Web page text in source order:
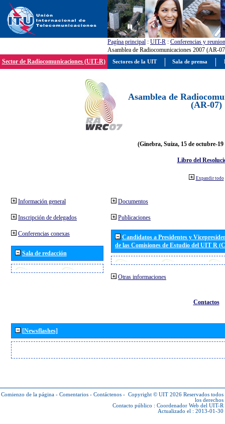
Pagína principal : UIT-R : Conferencias y
Asamblea de Radiocomunicaciones 2007 (AR-
Sector de Radiocomunicaciones (UIT-R)
Asamblea de
(AR-07)
(Ginebra, Suiza, 15 de octubre-19
Libro del
Expandir todo
Información general
Inscripción de delegados
Conferencias conexas
Sala de redacción
Documentos
Publicaciones
Candidatos a Presidentes y
de las Comisiones de Estudio del UIT R
Otras informaciones
Contactos
[Newsflashes]
Comienzo de la página - Comentarios - Contáctenos - Copyright © UIT 2026 Reservados todos
los derechos
Contacto público : Coordenador Web del UIT-R
Actualizado el : 2013-01-30
Sectores de la UIT Sala de prensa